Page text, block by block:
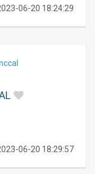
06-20 18:24:29
06-20 18:29:57